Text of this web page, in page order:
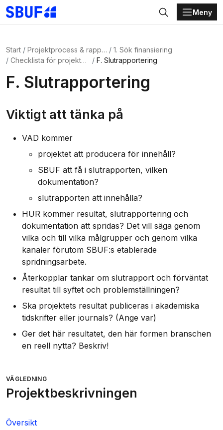
Gå direkt till huvudinnehållet
Sök
Meny
Start Projektprocess & rapportering
1. Sök finansiering
Checklista för projektbeskrivningen / ansökan
F. Slutrapportering
F. Slutrapportering
Viktigt att tänka på
VAD kommer
projektet att producera för innehåll?
SBUF att få i slutrapporten, vilken
dokumentation?
slutrapporten att innehålla?
HUR kommer resultat, slutrapportering och
dokumentation att spridas? Det vill säga genom
vilka och till vilka målgrupper och genom vilka
kanaler förutom SBUF:s etablerade
spridningsarbete.
Återkopplar tankar om slutrapport och förväntat
resultat till syftet och problemställningen?
Ska projektets resultat publiceras i akademiska
tidskrifter eller journals? (Ange var)
Ger det här resultatet, den här formen branschen
en reell nytta? Beskriv!
VÄGLEDNING
Projektbeskrivningen
Översikt